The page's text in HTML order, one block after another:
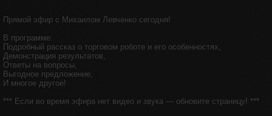
Прямой эфир с Михаилом Левченко сегодня!
В программе:
Подробный рассказ о торговом роботе и его особенностях,
Демонстрация результатов,
Ответы на вопросы,
Выгодное предложение,
И многое другое!
*** Если во время эфира нет видео и звука — обновите страницу! ***